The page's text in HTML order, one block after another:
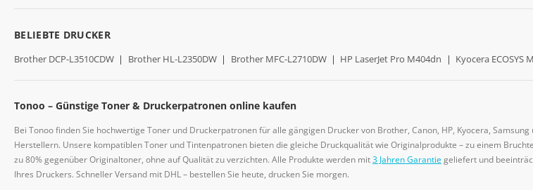
BELIEBTE DRUCKER
Brother DCP-L3510CDW | Brother HL-L2350DW | Brother MFC-L2710DW | HP LaserJet Pro M404dn | Kyocera ECOSYS
Tonoo – Günstige Toner & Druckerpatronen online kaufen
Bei Tonoo finden Sie hochwertige Toner und Druckerpatronen für alle gängigen Drucker von Brother, Canon, HP, Kyocera,
Herstellern. Unsere kompatiblen Toner und Tintenpatronen bieten die gleiche Druckqualität wie Originalprodukte – zu einem
zu 80% gegenüber Originaltoner, ohne auf Qualität zu verzichten. Alle Produkte werden mit3 Jahren Garantiegeliefert und
Ihres Druckers. Schneller Versand mit DHL – bestellen Sie heute, drucken Sie morgen.